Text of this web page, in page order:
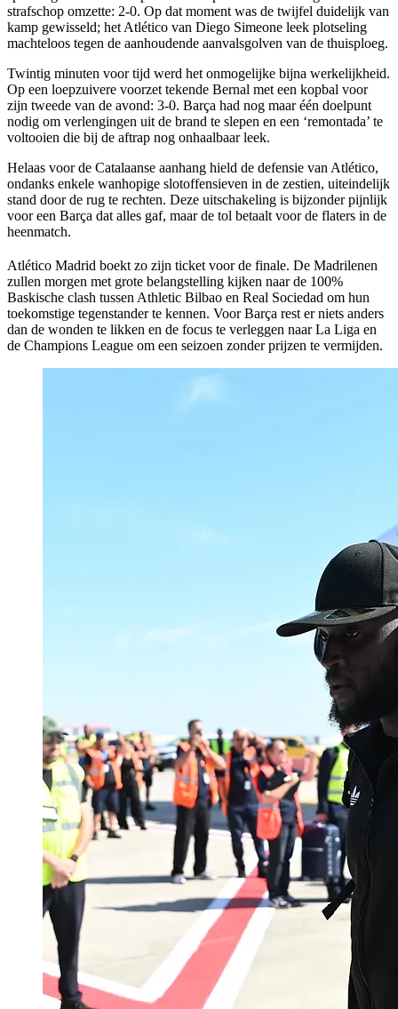
strafschop omzette: 2-0. Op dat moment was de twijfel duidelijk van
kamp gewisseld; het Atlético van Diego Simeone leek plotseling
machteloos tegen de aanhoudende aanvalsgolven van de thuisploeg.
Twintig minuten voor tijd werd het onmogelijke bijna werkelijkheid.
Op een loepzuivere voorzet tekende Bernal met een kopbal voor
zijn tweede van de avond: 3-0. Barça had nog maar één doelpunt
nodig om verlengingen uit de brand te slepen en een ‘remontada’ te
voltooien die bij de aftrap nog onhaalbaar leek.
Helaas voor de Catalaanse aanhang hield de defensie van Atlético,
ondanks enkele wanhopige slotoffensieven in de zestien, uiteindelijk
stand door de rug te rechten. Deze uitschakeling is bijzonder pijnlijk
voor een Barça dat alles gaf, maar de tol betaalt voor de flaters in de
heenmatch.
Atlético Madrid boekt zo zijn ticket voor de finale. De Madrilenen
zullen morgen met grote belangstelling kijken naar de 100%
Baskische clash tussen Athletic Bilbao en Real Sociedad om hun
toekomstige tegenstander te kennen. Voor Barça rest er niets anders
dan de wonden te likken en de focus te verleggen naar La Liga en
de Champions League om een seizoen zonder prijzen te vermijden.